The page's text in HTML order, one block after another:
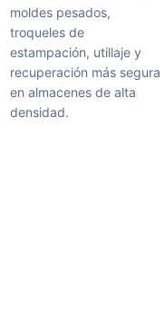
moldes pesados,
troqueles de
estampación, utillaje y
recuperación más segura
en almacenes de alta
densidad.